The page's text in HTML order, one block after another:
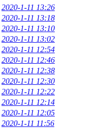
2020-1-11 13:26
2020-1-11 13:18
2020-1-11 13:10
2020-1-11 13:02
2020-1-11 12:54
2020-1-11 12:46
2020-1-11 12:38
2020-1-11 12:30
2020-1-11 12:22
2020-1-11 12:14
2020-1-11 12:05
2020-1-11 11:56